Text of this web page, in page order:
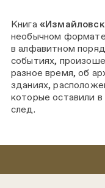
Книга
необычном
в алфавитном
событиях,
разное время, об
зданиях,
которые оставили
след.